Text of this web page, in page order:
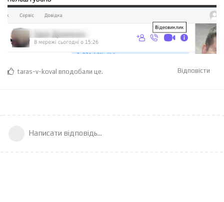
Відповісти
taras-v-koval вподобали це.
Написати відповідь...